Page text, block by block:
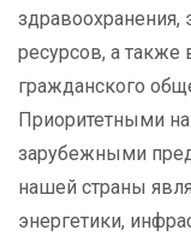
здравоохранения,
ресурсов, а также
гражданского
Приоритетными
зарубежными
нашей страны
энергетики,